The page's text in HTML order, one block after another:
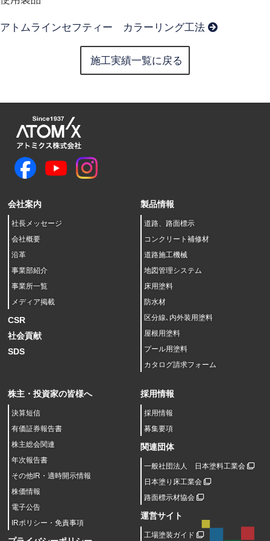
アトムラインセフティー カラーリング工法
施工実績一覧に戻る
会社案内
社長メッセージ
会社概要
沿革
事業部紹介
事業所一覧
メディア掲載
CSR
社会貢献
SDS
製品情報
道路、路面標示
コンクリート補修材
道路施工機械
地図管理システム
床用塗料
防水材
区分線､内外装用塗料
屋根用塗料
プール用塗料
カタログ請求フォーム
株主・投資家の皆様へ
決算短信
有価証券報告書
株主総会関連
年次報告書
その他IR・適時開示情報
株価情報
電子公告
IRポリシー・免責事項
採用情報
採用情報
募集要項
関連団体
一般社団法人 日本塗料工業会
日本塗り床工業会
路面標示材協会
運営サイト
工場塗装ガイド